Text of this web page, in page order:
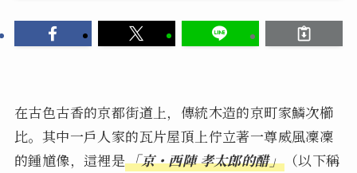
在古色古香的京都街道上，傳統木造的京町家鱗次櫛
比。其中一戶人家的瓦片屋頂上佇立著一尊威風凜凜
的鍾馗像，這裡是「京・西陣 孝太郎的醋」（以下稱